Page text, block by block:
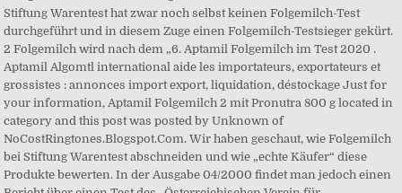
Stiftung Warentest hat zwar noch selbst keinen Folgemilch-Test
durchgeführt und in diesem Zuge einen Folgemilch-Testsieger gekürt.
2 Folgemilch wird nach dem „6. Aptamil Folgemilch im Test 2020 .
Aptamil Algomtl international aide les importateurs, exportateurs et
grossistes : annonces import export, liquidation, déstockage Just for
your information, Aptamil Folgemilch 2 mit Pronutra 800 g located in
category and this post was posted by Unknown of
NoCostRingtones.Blogspot.Com. Wir haben geschaut, wie Folgemilch
bei Stiftung Warentest abschneiden und wie „echte Käufer“ diese
Produkte bewerten. In der Ausgabe 04/2000 findet man jedoch einen